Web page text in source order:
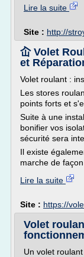
Lire la suite
Site : http://
屳 Volet
et
Volet roulant :
Les stores
points forts et
Suite à une
bonifier vos
sécurité sera
Il existe
marche de
Lire la suite
Site : https://
Volet
Un volet